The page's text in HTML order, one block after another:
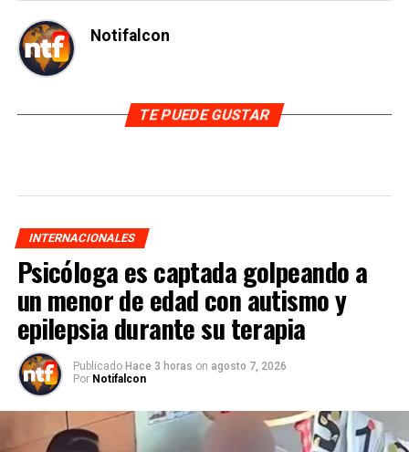
Notifalcon
TE PUEDE GUSTAR
INTERNACIONALES
Psicóloga es captada golpeando a
un menor de edad con autismo y
epilepsia durante su terapia
Publicado Hace 3 horas on agosto 7, 2026
Por Notifalcon